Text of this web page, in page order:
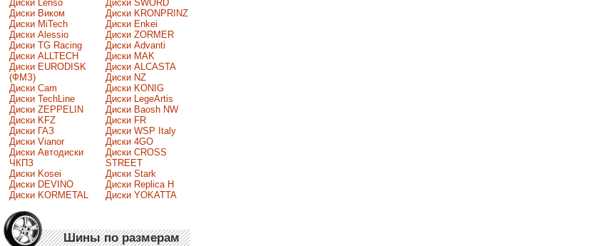
Диски Lenso
Диски Виком
Диски MiTech
Диски Alessio
Диски TG Racing
Диски ALLTECH
Диски EURODISK
(ФМЗ)
Диски Cam
Диски TechLine
Диски ZEPPELIN
Диски KFZ
Диски ГАЗ
Диски Vianor
Диски Автодиски
ЧКПЗ
Диски Kosei
Диски DEVINO
Диски KORMETAL
Диски SWORD
Диски KRONPRINZ
Диски Enkei
Диски ZORMER
Диски Advanti
Диски MAK
Диски ALCASTA
Диски NZ
Диски KONIG
Диски LegeArtis
Диски Baosh NW
Диски FR
Диски WSP Italy
Диски 4GO
Диски CROSS
STREET
Диски Stark
Диски Replica H
Диски YOKATTA
Шины по размерам